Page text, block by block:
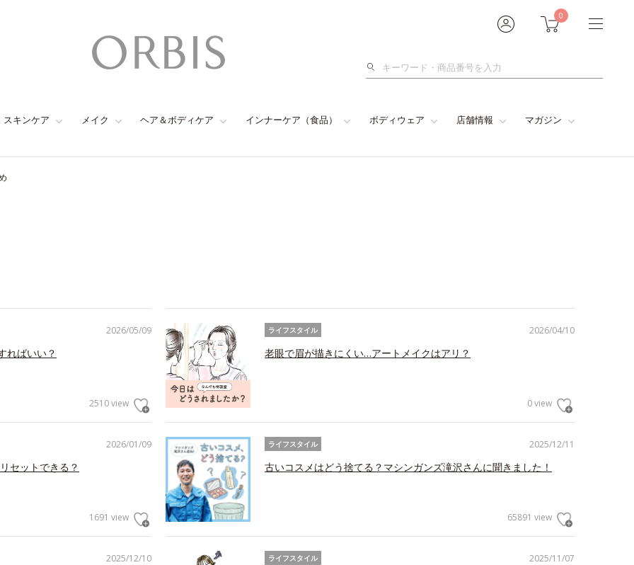
0
検
スキンケア メイク ヘア＆ボディケア インナーケア（食品） ボディウェア 店舗情報 マガジン
2026/05/09
ればいい？
2510 view
2026/04/10
ライフスタイル
老眼で眉が描きにくい…アートメイクはアリ？
0 view
2026/01/09
セットできる？
1691 view
2025/12/11
ライフスタイル
古いコスメはどう捨てる？マシンガンズ滝沢さんに聞きました！
65891 view
2025/12/10 2025/11/07
ライフスタイル